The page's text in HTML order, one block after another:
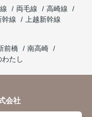
両毛線
高崎線
幹線
上越新幹線
前橋
南高崎
たし
会社